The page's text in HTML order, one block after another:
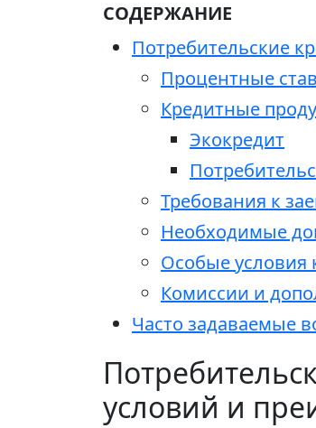
СОДЕРЖАНИЕ
Потребительские
Процентные
Кредитные
Экокредит
Требования к
Необходимые
Особые условия
Комиссии и
Часто задаваемые
условий и